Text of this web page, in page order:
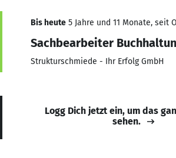
Bis heute 5 Jahre und 11 Monate, seit
Sachbearbeiter
Strukturschmiede - Ihr Erfolg GmbH
Logg Dich jetzt ein, um das
sehen.